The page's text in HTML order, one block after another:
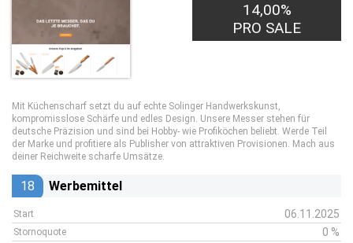
14,00%
PRO SALE
Mit Küchenscharf setzt du auf echte Solinger Handwerkskunst,
kompromisslose Schärfe und edles Design. Unsere Messer stehen für
deutsche Präzision und sind bei Hobby- wie Profiköchen beliebt. Werde Teil
der Marke und profitiere als Publisher von attraktiven Provisionen. Mach aus
deiner Reichweite scharfe Umsätze.
18 Werbemittel
Start 06.11.2025
Stornoquote 0 %